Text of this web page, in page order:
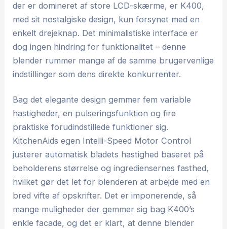
der er domineret af store LCD-skærme, er K400,
med sit nostalgiske design, kun forsynet med en
enkelt drejeknap. Det minimalistiske interface er
dog ingen hindring for funktionalitet – denne
blender rummer mange af de samme brugervenlige
indstillinger som dens direkte konkurrenter.
Bag det elegante design gemmer fem variable
hastigheder, en pulseringsfunktion og fire
praktiske forudindstillede funktioner sig.
KitchenAids egen Intelli-Speed Motor Control
justerer automatisk bladets hastighed baseret på
beholderens størrelse og ingrediensernes fasthed,
hvilket gør det let for blenderen at arbejde med en
bred vifte af opskrifter. Det er imponerende, så
mange muligheder der gemmer sig bag K400’s
enkle facade, og det er klart, at denne blender